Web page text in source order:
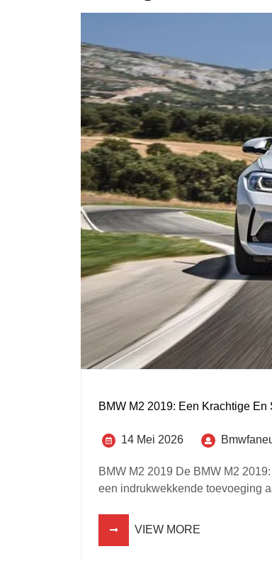
BMW M2 2019: Een Krachtige
14 Mei 2026
BMW M2 2019 De BMW M2
een indrukwekkende toevoeging
VIEW MORE